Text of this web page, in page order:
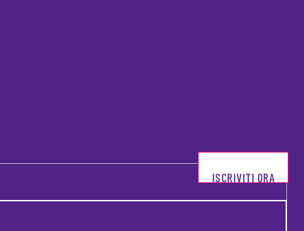
ISCRIVITI ORA